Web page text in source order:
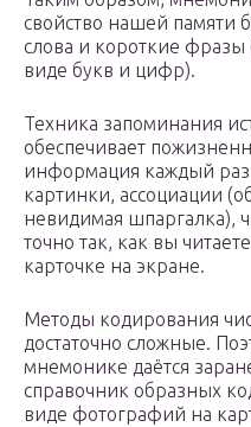
свойство нашей памяти
слова и короткие фразы
виде букв и цифр).
Техника запоминания
обеспечивает
информация каждый раз
картинки, ассоциации
невидимая шпаргалка),
точно так, как вы
карточке на экране.
Методы кодирования
достаточно сложные.
мнемонике даётся
справочник образных
виде фотографий на